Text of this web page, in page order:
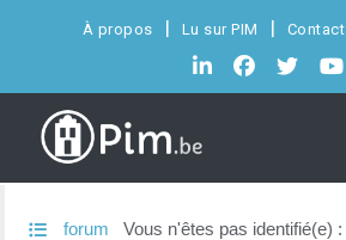
À propos Lu sur PIM Contact
forum Vous n'êtes pas identifié(e) :